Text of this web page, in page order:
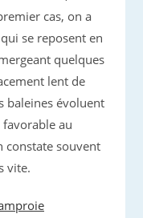
cas, on a
se reposent en
quelques
lent de
baleines évoluent
au
constate souvent
vite.